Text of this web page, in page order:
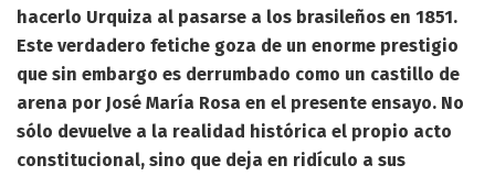
hacerlo Urquiza al pasarse a los brasileños en 1851.
Este verdadero fetiche goza de un enorme prestigio
que sin embargo es derrumbado como un castillo de
arena por José María Rosa en el presente ensayo. No
sólo devuelve a la realidad histórica el propio acto
constitucional, sino que deja en ridículo a sus